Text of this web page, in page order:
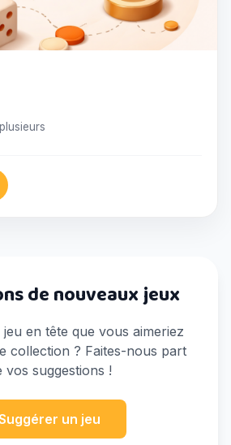
de nouveaux jeux
en tête que vous aimeriez
collection ? Faites-nous part
vos suggestions !
un jeu